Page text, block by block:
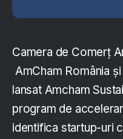
Camera de Comerț
AmCham România
lansat Amcham
program de
identifica startup-uri